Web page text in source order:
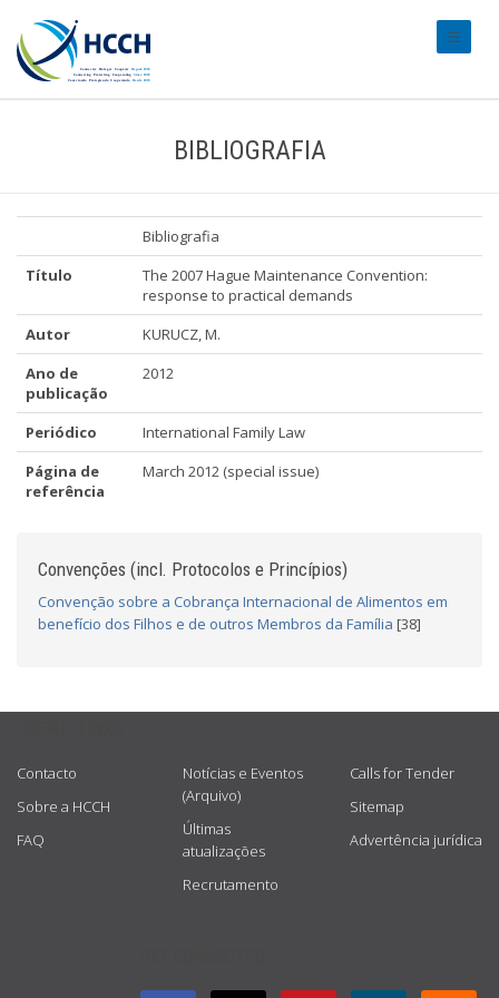
BIBLIOGRAFIA
Bibliografia
Título
The 2007 Hague Maintenance Convention:
response to practical demands
Autor
KURUCZ, M.
Ano de
publicação
2012
Periódico
International Family Law
Página de
referência
March 2012 (special issue)
Convenções (incl. Protocolos e Princípios)
Convenção sobre a Cobrança Internacional de Alimentos em
benefício dos Filhos e de outros Membros da Família [38]
Contacto
Sobre a HCCH
FAQ
Notícias e Eventos
(Arquivo)
Últimas
atualizações
Recrutamento
Calls for Tender
Sitemap
Advertência jurídica